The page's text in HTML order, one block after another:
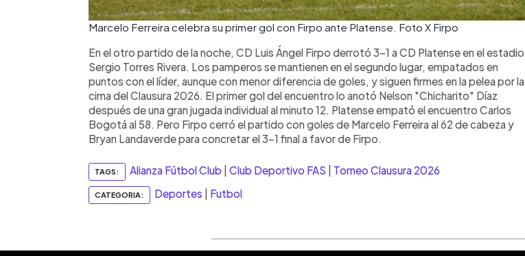
Marcelo Ferreira celebra su primer gol con Firpo ante Platense. Foto X Firpo
En el otro partido de la noche, CD Luis Ángel Firpo derrotó 3-1 a CD Platense en el estadio
Sergio Torres Rivera. Los pamperos se mantienen en el segundo lugar, empatados en
puntos con el líder, aunque con menor diferencia de goles, y siguen firmes en la pelea por la
cima del Clausura 2026. El primer gol del encuentro lo anotó Nelson "Chicharito" Díaz
después de una gran jugada individual al minuto 12. Platense empató el encuentro Carlos
Bogotá al 58. Pero Firpo cerró el partido con goles de Marcelo Ferreira al 62 de cabeza y
Bryan Landaverde para concretar el 3-1 final a favor de Firpo.
TAGS: Alianza Fútbol Club Club Deportivo FAS Torneo Clausura 2026
CATEGORIA: Deportes Futbol